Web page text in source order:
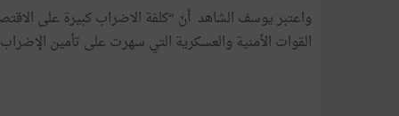
واعتبر يوسف الشاهد أنّ “كلفة الاضراب كبيرة على
القوات الأمنية والعسكرية التي سهرت على تأمين الإضراب